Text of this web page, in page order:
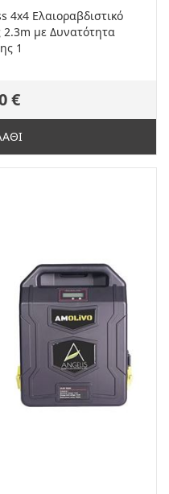
Ελαιοραβδιστικό
με Δυνατότητα
1
€